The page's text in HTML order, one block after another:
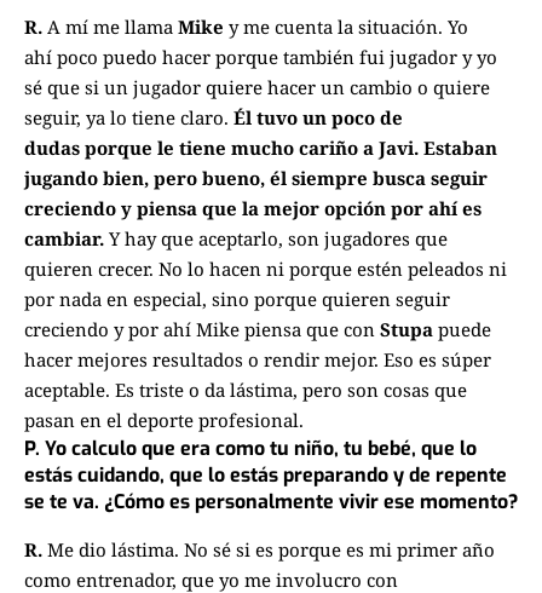
R. A mí me llama Mike y me cuenta la situación. Yo
ahí poco puedo hacer porque también fui jugador y yo
sé que si un jugador quiere hacer un cambio o quiere
seguir, ya lo tiene claro. Él tuvo un poco de
dudas porque le tiene mucho cariño a Javi. Estaban
jugando bien, pero bueno, él siempre busca seguir
creciendo y piensa que la mejor opción por ahí es
cambiar. Y hay que aceptarlo, son jugadores que
quieren crecer. No lo hacen ni porque estén peleados ni
por nada en especial, sino porque quieren seguir
creciendo y por ahí Mike piensa que con Stupa puede
hacer mejores resultados o rendir mejor. Eso es súper
aceptable. Es triste o da lástima, pero son cosas que
pasan en el deporte profesional.
P. Yo calculo que era como tu niño, tu bebé, que lo
estás cuidando, que lo estás preparando y de repente
se te va. ¿Cómo es personalmente vivirese momento?
R. Me dio lástima. No sé si es porque es mi primer año
como entrenador, que yo me involucro con